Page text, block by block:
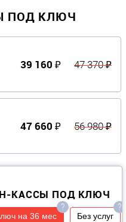
ПОД КЛЮЧ
39 160 ₽ 47 370 ₽
47 660 ₽ 56 980 ₽
КАССЫ ПОД КЛЮЧ
?
на 36 мес
?
Без услуг